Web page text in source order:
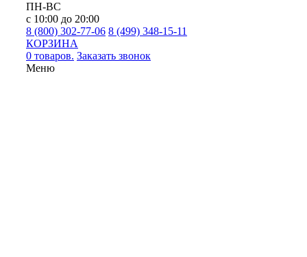
ПН-ВС
с 10:00 до 20:00
8 (800) 302-77-06 8 (499) 348-15-11
КОРЗИНА
0 товаров. Заказать звонок
Меню